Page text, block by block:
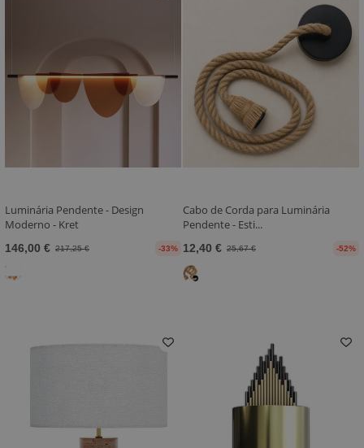
Luminária Pendente - Design
Moderno - Kret
146,00 € 217,25 € -33%
Cabo de Corda para Luminária
Pendente - Esti...
12,40 € 25,67 € -52%